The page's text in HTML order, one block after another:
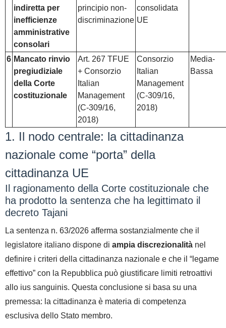
indiretta per
inefficienze
amministrative
consolari
principio non-
discriminazione
consolidata
UE
6 Mancato rinvio
pregiudiziale
della Corte
costituzionale
Art. 267 TFUE
+ Consorzio
Italian
Management
(C-309/16,
2018)
Consorzio
Italian
Management
(C-309/16,
2018)
Media-
Bassa
1. Il nodo centrale: la cittadinanza
nazionale come “porta” della
cittadinanza UE
Il ragionamento della Corte costituzionale che
ha prodotto la sentenza che ha legittimato il
decreto Tajani
La sentenza n. 63/2026 afferma sostanzialmente che il
legislatore italiano dispone di ampia discrezionalità nel
definire i criteri della cittadinanza nazionale e che il “legame
effettivo” con la Repubblica può giustificare limiti retroattivi
allo ius sanguinis. Questa conclusione si basa su una
premessa: la cittadinanza è materia di competenza
esclusiva dello Stato membro.